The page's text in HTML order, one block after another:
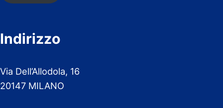
Indirizzo
Via Dell’Allodola, 16
20147 MILANO